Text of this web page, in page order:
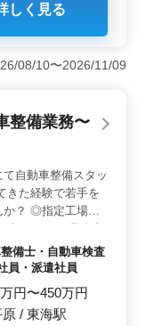
で5年以上の経
業務に携わり、
〜700万円で安
やすい環境＞
･宿舎もありま
となります。建
しく見る
08/10〜2026/11/09
整備業務〜
自動車整備スタッ
きた経験で若手を
？ ◎指定工場に
車種です ＊業務内
車整備、車検対応
補修 ・トラブル
・中高年活躍中 ・
にお問い合わせ
備士・自動車検査
員・派遣社員
円〜450万円
/ 東海駅